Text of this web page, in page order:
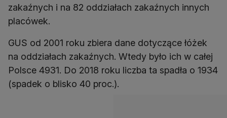
zakaźnych i na 82 oddziałach zakaźnych innych
placówek.
GUS od 2001 roku zbiera dane dotyczące łóżek
na oddziałach zakaźnych. Wtedy było ich w całej
Polsce 4931. Do 2018 roku liczba ta spadła o 1934
(spadek o blisko 40 proc.).